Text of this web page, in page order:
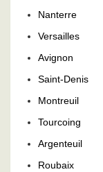
Nanterre
Versailles
Avignon
Saint-Denis
Montreuil
Tourcoing
Argenteuil
Roubaix